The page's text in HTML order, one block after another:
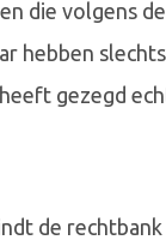
die volgens
hebben
gezegd
de